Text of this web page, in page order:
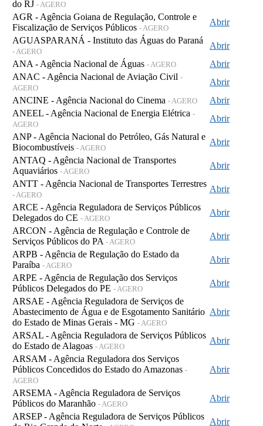
do RJ - AGERO
AGR - Agência Goiana de Regulação, Controle e
Fiscalização de Serviços Públicos - AGERO
Abrir
AGUASPARANÁ - Instituto das Águas do Paraná
- AGERO
Abrir
ANA - Agência Nacional de Águas - AGERO
Abrir
ANAC - Agência Nacional de Aviação Civil -
AGERO
Abrir
ANCINE - Agência Nacional do Cinema - AGERO
Abrir
ANEEL - Agência Nacional de Energia Elétrica -
AGERO
Abrir
ANP - Agência Nacional do Petróleo, Gás Natural e
Biocombustíveis - AGERO
Abrir
ANTAQ - Agência Nacional de Transportes
Aquaviários - AGERO
Abrir
ANTT - Agência Nacional de Transportes Terrestres
- AGERO
Abrir
ARCE - Agência Reguladora de Serviços Públicos
Delegados do CE - AGERO
Abrir
ARCON - Agência de Regulação e Controle de
Serviços Públicos do PA - AGERO
Abrir
ARPB - Agência de Regulação do Estado da
Paraíba - AGERO
Abrir
ARPE - Agência de Regulação dos Serviços
Públicos Delegados do PE - AGERO
Abrir
ARSAE - Agência Reguladora de Serviços de
Abastecimento de Água e de Esgotamento Sanitário
do Estado de Minas Gerais - MG - AGERO
Abrir
ARSAL - Agência Reguladora de Serviços Públicos
do Estado de Alagoas - AGERO
Abrir
ARSAM - Agência Reguladora dos Serviços
Públicos Concedidos do Estado do Amazonas -
AGERO
Abrir
ARSEMA - Agência Reguladora de Serviços
Públicos do Maranhão - AGERO
Abrir
ARSEP - Agência Reguladora de Serviços Públicos
Abrir